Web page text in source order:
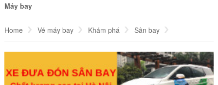
Máy bay
Home Vé máy bay Khám phá Sân bay
Sân bay quốc tế Keflavik